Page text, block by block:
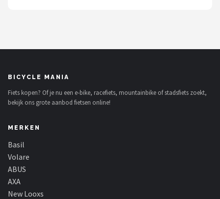
ABUS
New Looxs
BBB Cycling
Schwalbe
BICYCLE MANIA
Fiets kopen? Of je nu een e-bike, racefiets, mountainbike of stadsfiets zoekt,
bekijk ons grote aanbod fietsen online!
MERKEN
Basil
Volare
ABUS
AXA
New Looxs